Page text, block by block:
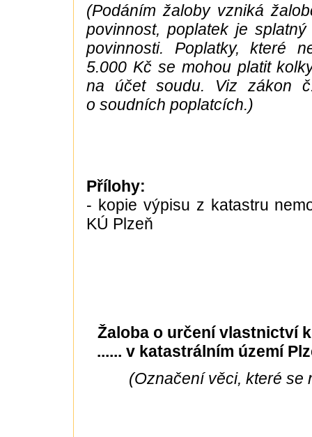
(Podáním žaloby vzniká
povinnost, poplatek je
povinnosti. Poplatky, které
5.000 Kč se mohou platit
na účet soudu. Viz zákon
o soudních poplatcích.)
Přílohy:
- kopie výpisu z katastru
KÚ Plzeň
Žaloba o určení vlastnictví
...... v katastrálním území
(Označení věci, které se